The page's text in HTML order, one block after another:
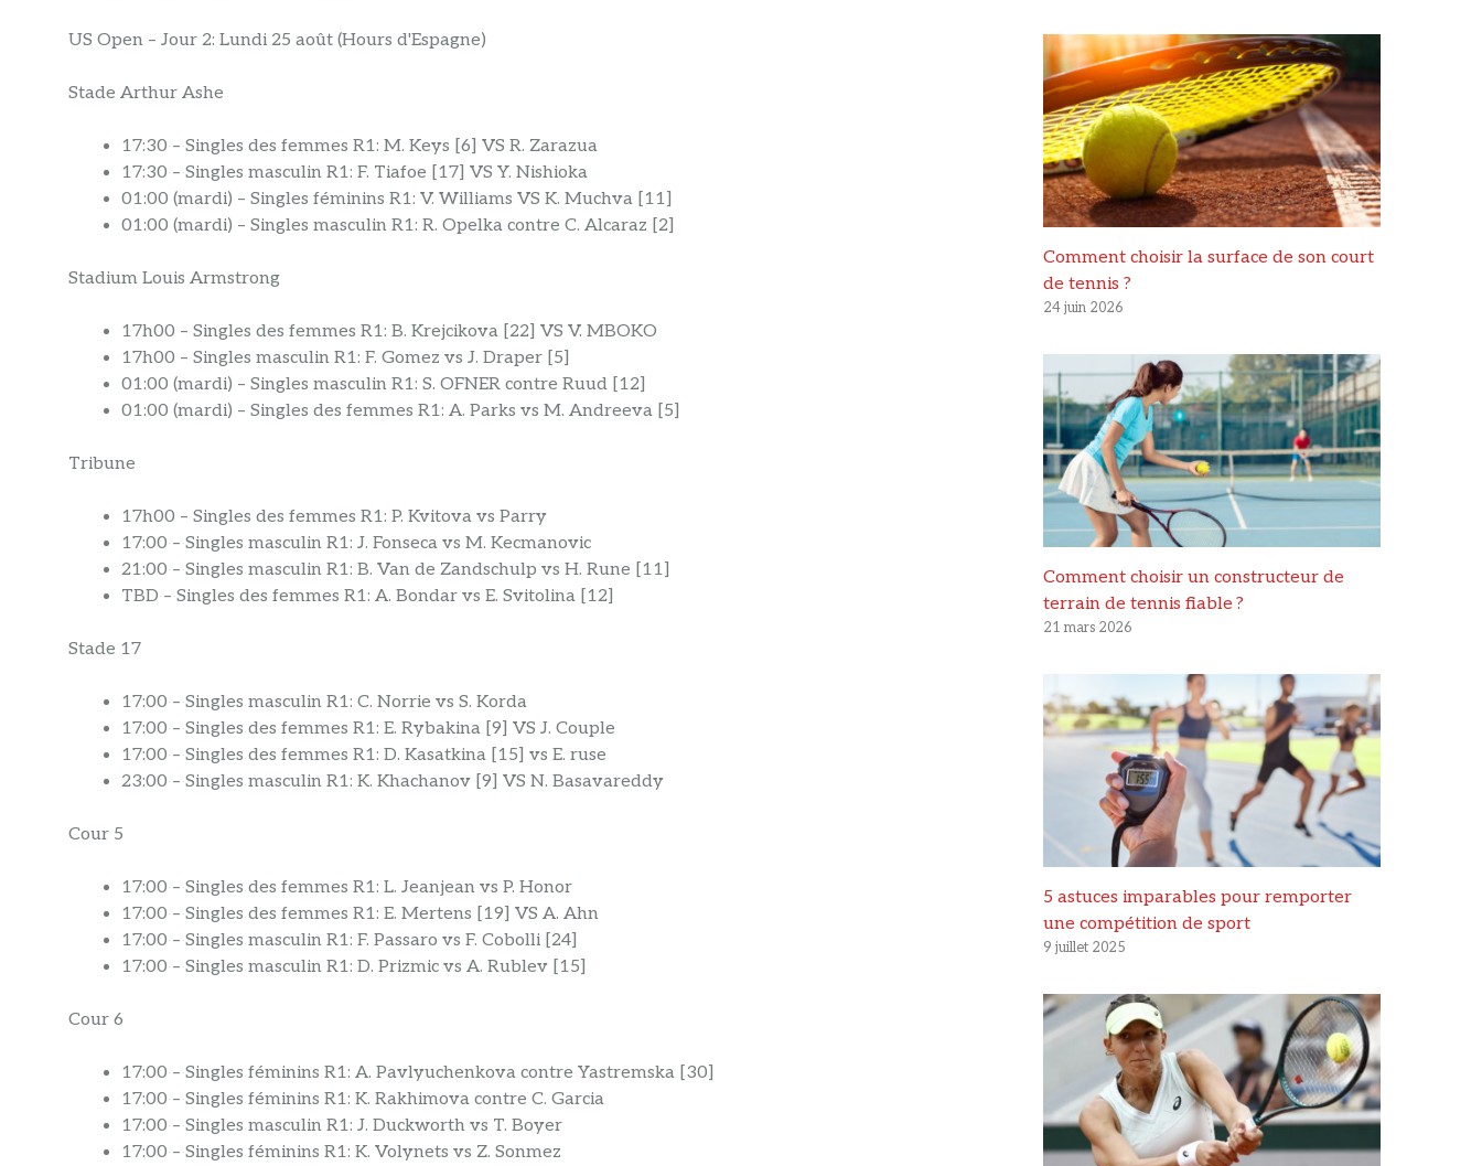
US Open – Jour 2: Lundi 25 août (Hours d'Espagne)
Stade Arthur Ashe
17:30 – Singles des femmes R1: M. Keys [6] VS R. Zarazua
17:30 – Singles masculin R1: F. Tiafoe [17] VS Y. Nishioka
01:00 (mardi) – Singles féminins R1: V. Williams VS K. Muchva [11]
01:00 (mardi) – Singles masculin R1: R. Opelka contre C. Alcaraz [2]
Stadium Louis Armstrong
17h00 – Singles des femmes R1: B. Krejcikova [22] VS V. MBOKO
17h00 – Singles masculin R1: F. Gomez vs J. Draper [5]
01:00 (mardi) – Singles masculin R1: S. OFNER contre Ruud [12]
01:00 (mardi) – Singles des femmes R1: A. Parks vs M. Andreeva [5]
Tribune
17h00 – Singles des femmes R1: P. Kvitova vs Parry
17:00 – Singles masculin R1: J. Fonseca vs M. Kecmanovic
21:00 – Singles masculin R1: B. Van de Zandschulp vs H. Rune [11]
TBD – Singles des femmes R1: A. Bondar vs E. Svitolina [12]
Stade 17
17:00 – Singles masculin R1: C. Norrie vs S. Korda
17:00 – Singles des femmes R1: E. Rybakina [9] VS J. Couple
17:00 – Singles des femmes R1: D. Kasatkina [15] vs E. ruse
23:00 – Singles masculin R1: K. Khachanov [9] VS N. Basavareddy
Cour 5
17:00 – Singles des femmes R1: L. Jeanjean vs P. Honor
17:00 – Singles des femmes R1: E. Mertens [19] VS A. Ahn
17:00 – Singles masculin R1: F. Passaro vs F. Cobolli [24]
17:00 – Singles masculin R1: D. Prizmic vs A. Rublev [15]
Cour 6
17:00 – Singles féminins R1: A. Pavlyuchenkova contre Yastremska [30]
17:00 – Singles féminins R1: K. Rakhimova contre C. Garcia
17:00 – Singles masculin R1: J. Duckworth vs T. Boyer
17:00 – Singles féminins R1: K. Volynets vs Z. Sonmez
Comment choisir la surface de son court
de tennis ?
24 juin 2026
Comment choisir un constructeur de
terrain de tennis fiable ?
21 mars 2026
5 astuces imparables pour remporter
une compétition de sport
9 juillet 2025